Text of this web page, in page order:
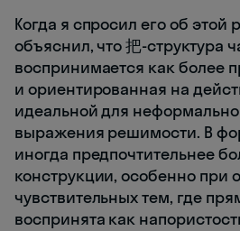
Когда я спросил его об этой
объяснил, что 把-структура
воспринимается как более
и ориентированная на
идеальной для
выражения решимости. В
иногда предпочтительнее
конструкции, особенно при
чувствительных тем, где
воспринята как